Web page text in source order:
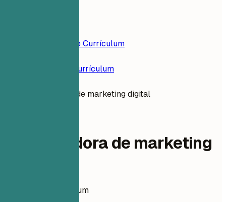
Constructor de Currículum
Ejemplos de Currículum
Coordinadora de marketing digital
Coordinadora de marketing
Ejemplo de currículum